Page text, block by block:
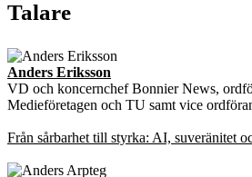
Talare
Anders Eriksson
VD och koncernchef Bonnier News,
Medieföretagen och TU samt vice
Från sårbarhet till styrka: AI, suveränitet